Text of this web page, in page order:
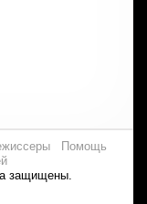
Помощь
защищены.